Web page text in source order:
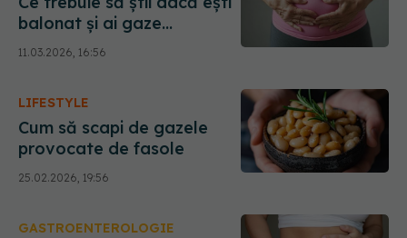
balonat și ai gaze
intestinale
11.03.2026, 16:56
LIFESTYLE
Cum să scapi de gazele
provocate de fasole
25.02.2026, 19:56
GASTROENTEROLOGIE